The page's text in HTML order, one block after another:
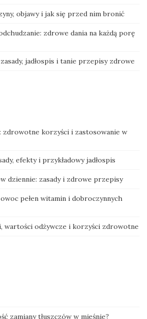
objawy i jak się przed nim bronić
zdrowe dania na każdą porę
jadłospis i tanie przepisy zdrowe
zdrowotne korzyści i zastosowanie w
efekty i przykładowy jadłospis
dziennie: zasady i zdrowe przepisy
pełen witamin i dobroczynnych
wartości odżywcze i korzyści zdrowotne
zamiany tłuszczów w mięśnie?